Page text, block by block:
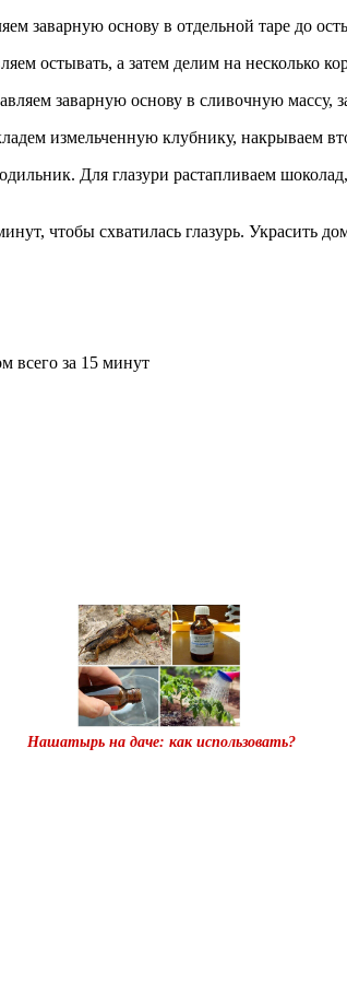
заварную основу в отдельной таре до
остывать, а затем делим на несколько
заварную основу в сливочную массу,
измельченную клубнику, накрываем
Для глазури растапливаем
чтобы схватилась глазурь. Украсить
всего за 15 минут
Нашатырь на даче: как использовать?